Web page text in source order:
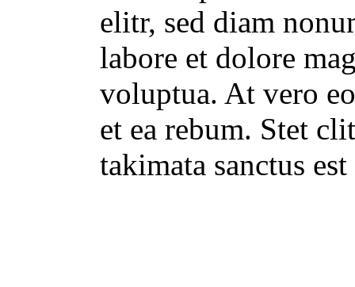
elitr, sed diam
labore et dolore
voluptua. At vero
et ea rebum. Stet
takimata sanctus